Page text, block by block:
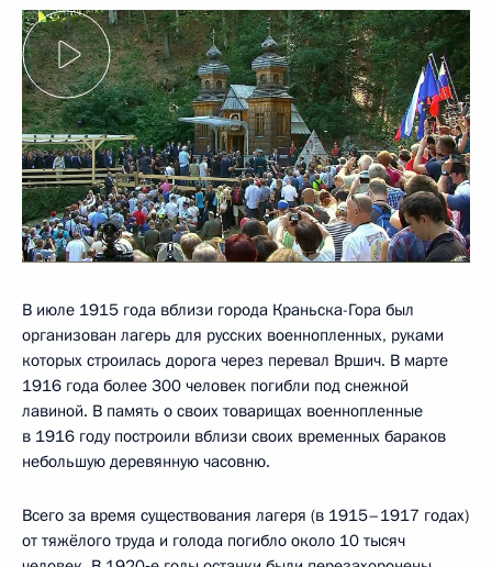
В июле 1915 года вблизи города Краньска-Гора был
организован лагерь для русских военнопленных, руками
которых строилась дорога через перевал Вршич. В марте
1916 года более 300 человек погибли под снежной
лавиной. В память о своих товарищах военнопленные
в 1916 году построили вблизи своих временных бараков
небольшую деревянную часовню.
Всего за время существования лагеря (в 1915–1917 годах)
от тяжёлого труда и голода погибло около 10 тысяч